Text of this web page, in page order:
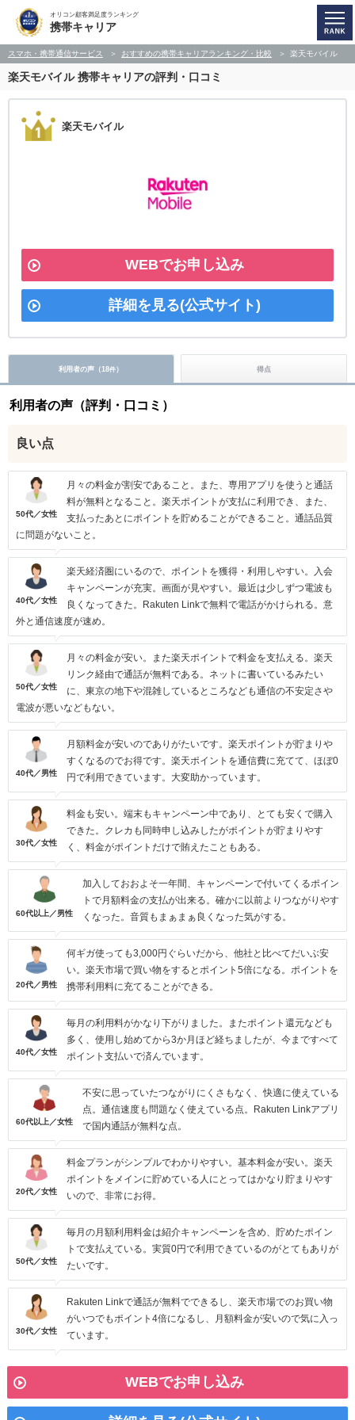
オリコン顧客満足度ランキング
携帯キャリア
スマホ・携帯通信サービス おすすめの携帯キャリアランキング・比較 楽天モバイル
楽天モバイル携帯キャリアの評判・口コミ
楽天モバイル
WEBでお申し込み
詳細を見る(公式サイト)
利用者の声（18件） 得点
利用者の声（評判・口コミ）
良い点
50代／女性
月々の料金が割安であること。また、専用アプリを使うと通話
料が無料となること。楽天ポイントが支払に利用でき、また、
支払ったあとにポイントを貯めることができること。通話品質
に問題がないこと。
40代／女性
楽天経済圏にいるので、ポイントを獲得・利用しやすい。入会
キャンペーンが充実。画面が見やすい。最近は少しずつ電波も
良くなってきた。Rakuten Linkで無料で電話がかけられる。意
外と通信速度が速め。
50代／女性
月々の料金が安い。また楽天ポイントで料金を支払える。楽天
リンク経由で通話が無料である。ネットに書いているみたい
に、東京の地下や混雑しているところなども通信の不安定さや
電波が悪いなどもない。
40代／男性
月額料金が安いのでありがたいです。楽天ポイントが貯まりや
すくなるのでお得です。楽天ポイントを通信費に充てて、ほぼ0
円で利用できています。大変助かっています。
30代／女性
料金も安い。端末もキャンペーン中であり、とても安くで購入
できた。クレカも同時申し込みしたがポイントが貯まりやす
く、料金がポイントだけで賄えたこともある。
60代以上／男性
加入しておおよそ一年間、キャンペーンで付いてくるポイン
トで月額料金の支払が出来る。確かに以前よりつながりやす
くなった。音質もまぁまぁ良くなった気がする。
20代／男性
何ギガ使っても3,000円ぐらいだから、他社と比べてだいぶ安
い。楽天市場で買い物をするとポイント5倍になる。ポイントを
携帯利用料に充てることができる。
40代／女性
毎月の利用料がかなり下がりました。またポイント還元なども
多く、使用し始めてから3か月ほど経ちましたが、今まですべて
ポイント支払いで済んでいます。
60代以上／女性
不安に思っていたつながりにくさもなく、快適に使えている
点。通信速度も問題なく使えている点。Rakuten Linkアプリ
で国内通話が無料な点。
20代／女性
料金プランがシンプルでわかりやすい。基本料金が安い。楽天
ポイントをメインに貯めている人にとってはかなり貯まりやす
いので、非常にお得。
50代／女性
毎月の月額利用料金は紹介キャンペーンを含め、貯めたポイン
トで支払えている。実質0円で利用できているのがとてもありが
たいです。
30代／女性
Rakuten Linkで通話が無料でできるし、楽天市場でのお買い物
がいつでもポイント4倍になるし、月額料金が安いので気に入っ
ています。
WEBでお申し込み